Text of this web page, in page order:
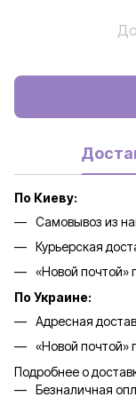
По Киеву:
Самовывоз из
Курьерская
«Новой почтой»
По Украине:
Адресная
«Новой почтой»
Подробнее о
Безналичная